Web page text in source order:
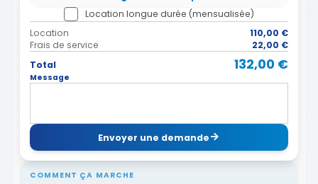
Location longue durée (mensualisée)
Location
110,00 €
Frais de service
22,00 €
Total
132,00 €
Message
Envoyer une demande
COMMENT ÇA MARCHE